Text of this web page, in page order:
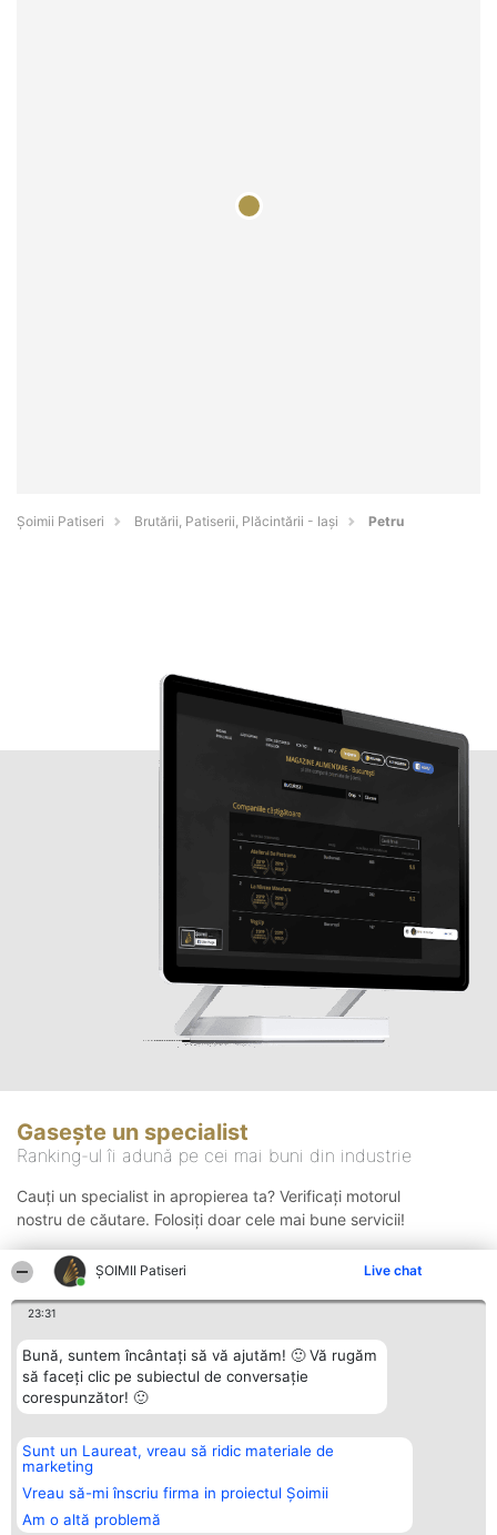
ȘOIMII Patiseri Live chat
23:31
Bună, suntem încântați să vă ajutăm! 🙂 Vă rugăm
să faceți clic pe subiectul de conversație
corespunzător! 🙂
Sunt un Laureat, vreau să ridic materiale de
marketing
Vreau să-mi înscriu firma in proiectul Șoimii
Am o altă problemă
Șoimii Patiseri Brutării, Patiserii, Plăcintării - Iaşi Petru
Gasește un specialist
Ranking-ul îi adună pe cei mai buni din industrie
Cauți un specialist in apropierea ta? Verificați motorul
nostru de căutare. Folosiți doar cele mai bune servicii!
Organizator Ranking
BRIGHT SOLUTIONS BR SRL
Aleea Timisul De Sus 2 Bl. A30
Sc. A Et. 4 Ap. 13 Cod 061952
București
Plebiscyt
Lista Tuturor
Laureaților
Contact